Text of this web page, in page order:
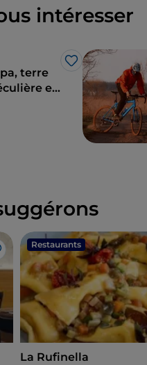
intéresser
J’aime
terre
et
Restaurants
La Rufinella